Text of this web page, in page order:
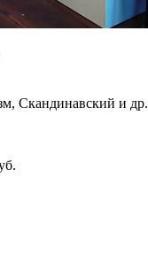
Скандинавский и др.